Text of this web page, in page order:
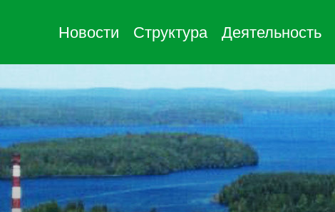
Новости Структура Деятельность